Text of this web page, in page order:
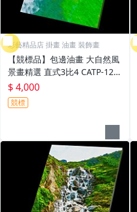
彩藝精品店 掛畫 油畫 裝飾畫
【競標品】包邊油畫 大自然風
景畫精選 直式3比4 CATP-123
12 93x68cm 印刷複製畫 台灣
製藝術掛畫 客製化全新品 裝潢
布置擺飾優選 藝術高級品
$ 4,000
競標